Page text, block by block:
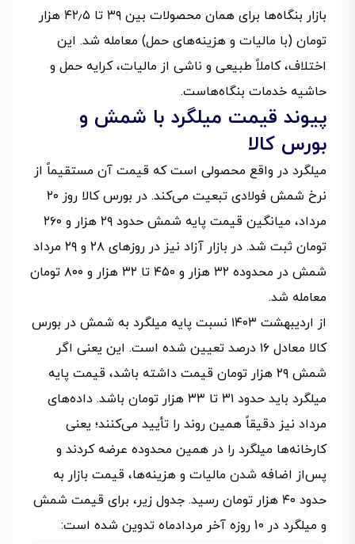
بازار بنگاه‌ها برای همان محصولات بین ۳۹ تا ۴۲٫۵ هزار
تومان (با مالیات و هزینه‌های حمل) معامله شد. این
اختلاف، کاملاً طبیعی و ناشی از مالیات، کرایه حمل و
حاشیه خدمات بنگاه‌هاست.
پیوند قیمت میلگرد با شمش و
بورس کالا
میلگرد در واقع محصولی است که قیمت آن مستقیماً از
نرخ شمش فولادی تبعیت می‌کند. در بورس کالا روز ۲۰
مرداد، میانگین قیمت پایه شمش حدود ۲۹ هزار و ۲۶۰
تومان ثبت شد. در بازار آزاد نیز در روزهای ۲۸ و ۲۹ مرداد
شمش در محدوده ۳۲ هزار و ۴۵۰ تا ۳۲ هزار و ۸۰۰ تومان
معامله شد.
از اردیبهشت ۱۴۰۳ نسبت پایه میلگرد به شمش در بورس
کالا معادل ۱۶ درصد تعیین شده است. این یعنی اگر
شمش ۲۹ هزار تومان قیمت داشته باشد، قیمت پایه
میلگرد باید حدود ۳۱ تا ۳۳ هزار تومان باشد. داده‌های
مرداد نیز دقیقاً همین روند را تأیید می‌کنند؛ یعنی
کارخانه‌ها میلگرد را در همین محدوده عرضه کردند و
پس‌از اضافه شدن مالیات و هزینه‌ها، قیمت بازار به
حدود ۴۰ هزار تومان رسید. جدول زیر، برای قیمت شمش
و میلگرد در 10 روزه آخر مردادماه تدوین شده است: